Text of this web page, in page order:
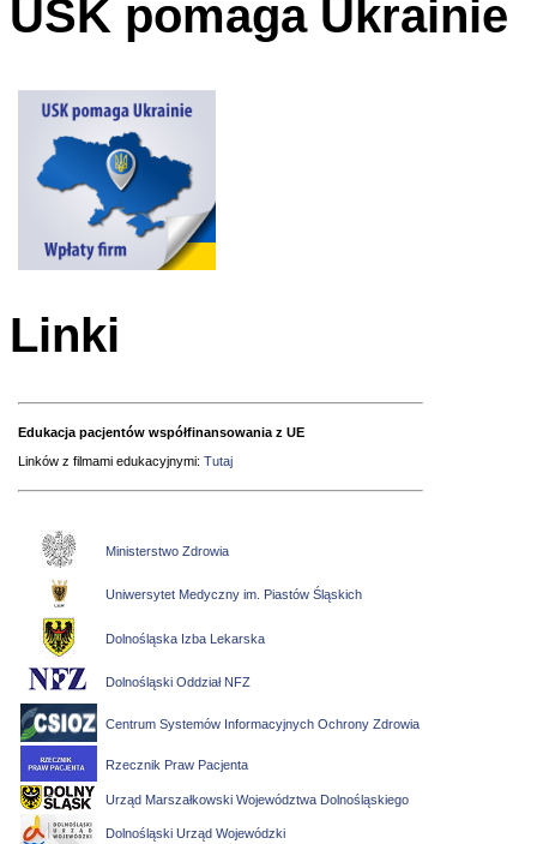
USK pomaga Ukrainie
Linki
Edukacja pacjentów współfinansowania z UE
Linków z filmami edukacyjnymi: Tutaj
Ministerstwo Zdrowia
Uniwersytet Medyczny im. Piastów Śląskich
Dolnośląska Izba Lekarska
Dolnośląski Oddział NFZ
Centrum Systemów Informacyjnych Ochrony Zdrowia
Rzecznik Praw Pacjenta
Urząd Marszałkowski Województwa Dolnośląskiego
Dolnośląski Urząd Wojewódzki